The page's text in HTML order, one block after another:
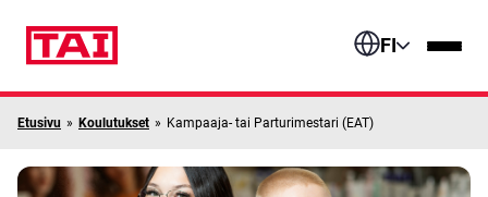
FI
Etusivu » Koulutukset » Kampaaja- tai Parturimestari (EAT)